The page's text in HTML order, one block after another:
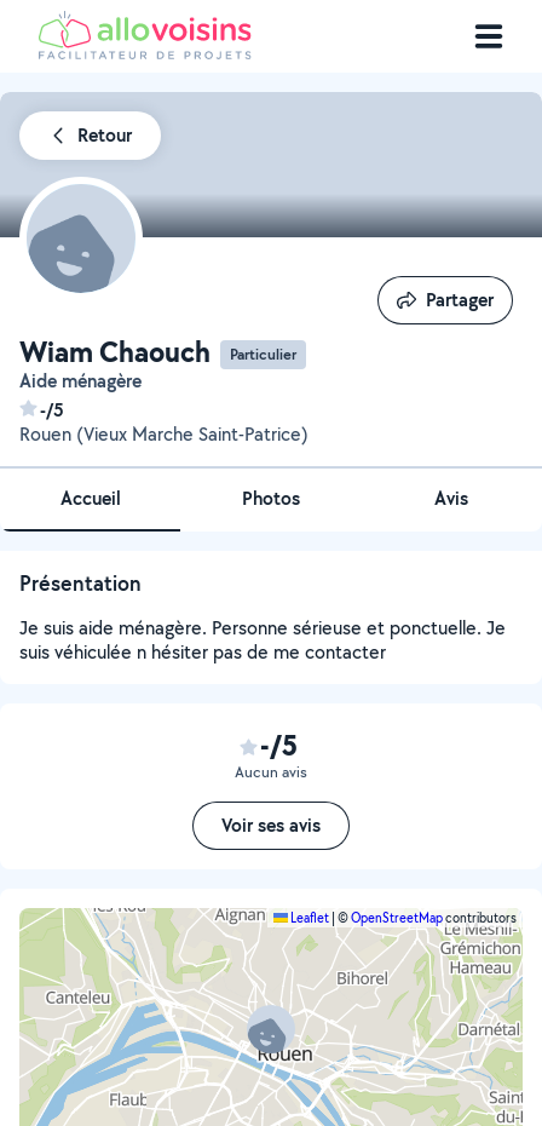
Retour
Wiam Chaouch Particulier
Aide ménagère
-/5
Rouen (Vieux Marche Saint-Patrice)
Partager
Partager
Accueil Photos Avis
Présentation
Je suis aide ménagère. Personne sérieuse et ponctuelle. Je
suis véhiculée n hésiter pas de me contacter
-/5
Aucun avis
Voir ses avis
Leaflet ©OpenStreetMapcontributors